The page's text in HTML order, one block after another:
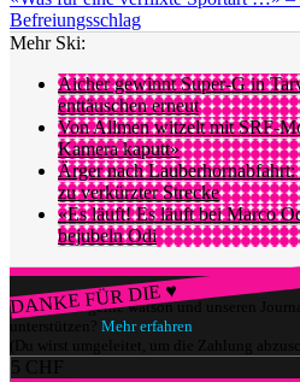
Befreiungsschlag
Mehr Ski:
Aicher gewinnt Super-G in
enttäuschen erneut
Von Allmen witzelt mit SRF-
Kamera kaputt»
Ärger nach
zu verkürzter Strecke
«Es läuft! Es läuft bei Marco
bejubeln Odi
DANKE FÜR DIE ♥
Würdest du gerne watson und unseren
unterstützen? Mehr erfahren
(Du wirst umgeleitet, um die Zahlung
5 CHF